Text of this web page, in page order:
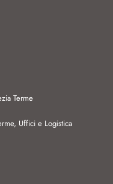
Terme
Uffici e Logistica